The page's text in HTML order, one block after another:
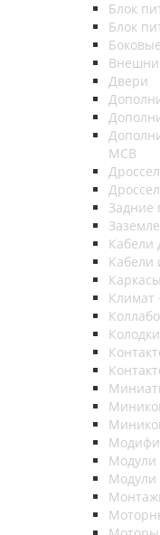
Блок
Блок
Двери
MCB
Задние
Кабели
Кабели
Каркасы
Климат
Модули
Модули